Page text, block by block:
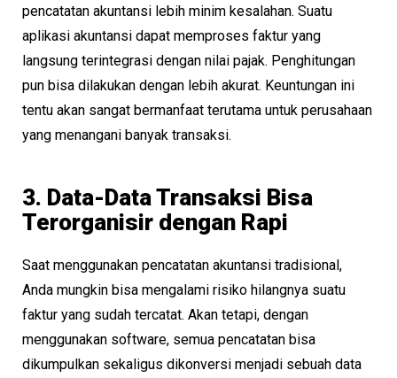
pencatatan akuntansi lebih minim kesalahan. Suatu
aplikasi akuntansi dapat memproses faktur yang
langsung terintegrasi dengan nilai pajak. Penghitungan
pun bisa dilakukan dengan lebih akurat. Keuntungan ini
tentu akan sangat bermanfaat terutama untuk perusahaan
yang menangani banyak transaksi.
3. Data-Data Transaksi Bisa
Terorganisir dengan Rapi
Saat menggunakan pencatatan akuntansi tradisional,
Anda mungkin bisa mengalami risiko hilangnya suatu
faktur yang sudah tercatat. Akan tetapi, dengan
menggunakan software, semua pencatatan bisa
dikumpulkan sekaligus dikonversi menjadi sebuah data